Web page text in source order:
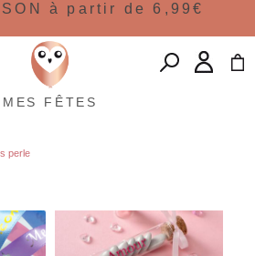
à partir de 6,99€
MES FÊTES
perle